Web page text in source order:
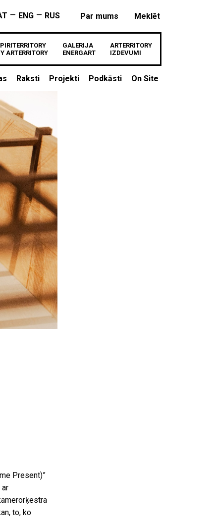
Par mums Meklēt
— ENG — RUS
ARTERRITORY
GALERIJA
ENERGART
ARTERRITORY
IZDEVUMI
Raksti Projekti Podkāsti On Site
Present)”
to, ko